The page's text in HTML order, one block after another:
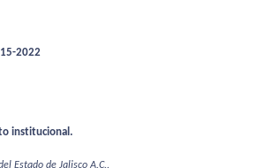
2022
institucional.
Estado de Jalisco A.C..